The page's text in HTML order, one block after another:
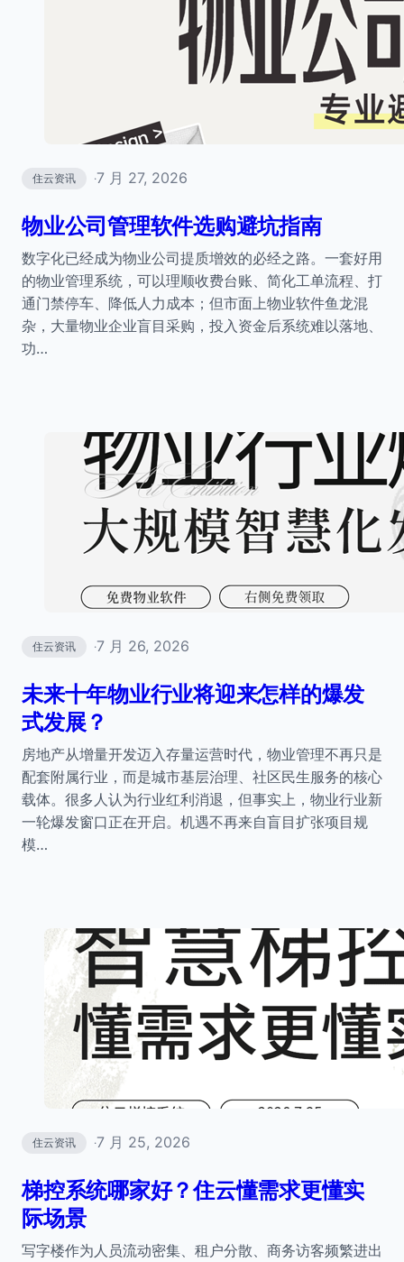
住云资讯 ·7 月 27, 2026
物业公司管理软件选购避坑指南
数字化已经成为物业公司提质增效的必经之路。一套好用
的物业管理系统，可以理顺收费台账、简化工单流程、打
通门禁停车、降低人力成本；但市面上物业软件鱼龙混
杂，大量物业企业盲目采购，投入资金后系统难以落地、
功…
住云资讯 ·7 月 26, 2026
未来十年物业行业将迎来怎样的爆发
式发展？
房地产从增量开发迈入存量运营时代，物业管理不再只是
配套附属行业，而是城市基层治理、社区民生服务的核心
载体。很多人认为行业红利消退，但事实上，物业行业新
一轮爆发窗口正在开启。机遇不再来自盲目扩张项目规
模…
住云资讯 ·7 月 25, 2026
梯控系统哪家好？住云懂需求更懂实
际场景
写字楼作为人员流动密集、租户分散、商务访客频繁进出